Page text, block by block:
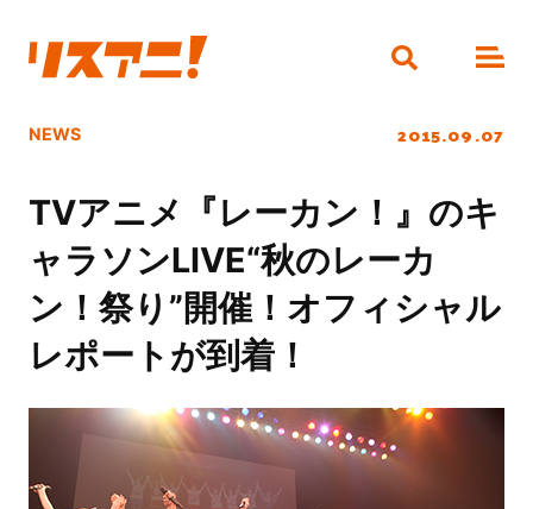
NEWS 2015.09.07
TVアニメ『レーカン！』のキ
ャラソンLIVE“秋のレーカ
ン！祭り”開催！オフィシャル
レポートが到着！